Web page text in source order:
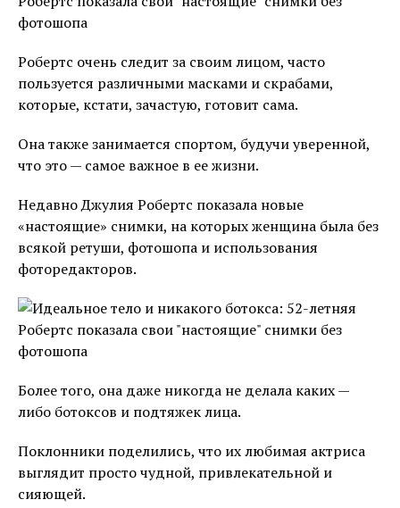
Робертс очень следит за своим лицом, часто
пользуется различными масками и скрабами,
которые, кстати, зачастую, готовит сама.
Она также занимается спортом, будучи уверенной,
что это — самое важное в ее жизни.
Недавно Джулия Робертс показала новые
«настоящие» снимки, на которых женщина была без
всякой ретуши, фотошопа и использования
фоторедакторов.
Более того, она даже никогда не делала каких —
либо ботоксов и подтяжек лица.
Поклонники поделились, что их любимая актриса
выглядит просто чудной, привлекательной и
сияющей.